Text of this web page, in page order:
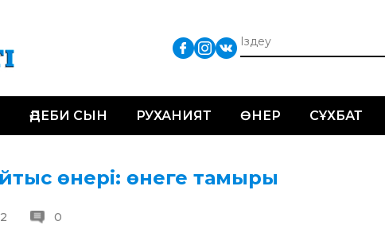
ӘДЕБИ СЫН РУХАНИЯТ ӨНЕР СҰХБАТ
өнері: өнеге тамыры
0